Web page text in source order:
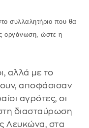
συλλαλητήριο που θα
οργάνωση, ώστε η
αλλά με το
αποφάσισαν
αγρότες, οι
διασταύρωση
Λευκώνα, στα